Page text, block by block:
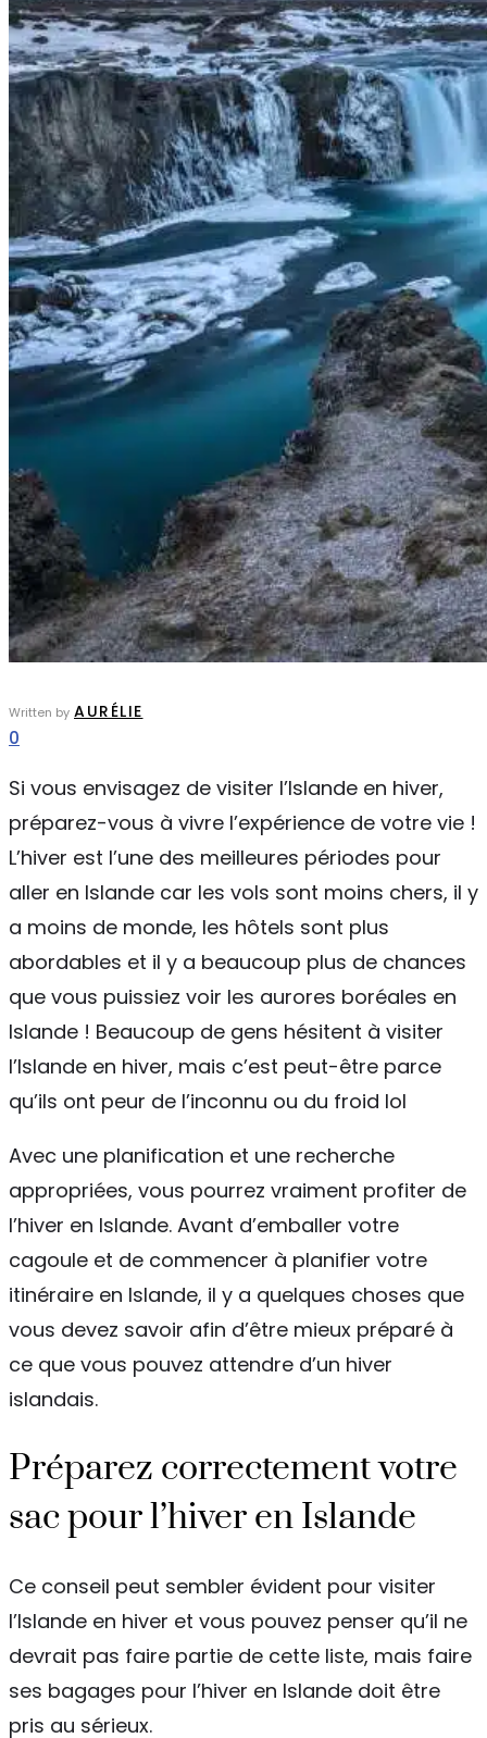
Written by AURÉLIE
0
Si vous envisagez de visiter l’Islande en hiver,
préparez-vous à vivre l’expérience de votre vie !
L’hiver est l’une des meilleures périodes pour
aller en Islande car les vols sont moins chers, il y
a moins de monde, les hôtels sont plus
abordables et il y a beaucoup plus de chances
que vous puissiez voir les aurores boréales en
Islande ! Beaucoup de gens hésitent à visiter
l’Islande en hiver, mais c’est peut-être parce
qu’ils ont peur de l’inconnu ou du froid lol
Avec une planification et une recherche
appropriées, vous pourrez vraiment profiter de
l’hiver en Islande. Avant d’emballer votre
cagoule et de commencer à planifier votre
itinéraire en Islande, il y a quelques choses que
vous devez savoir afin d’être mieux préparé à
ce que vous pouvez attendre d’un hiver
islandais.
Préparez correctement votre
sac pour l’hiver en Islande
Ce conseil peut sembler évident pour visiter
l’Islande en hiver et vous pouvez penser qu’il ne
devrait pas faire partie de cette liste, mais faire
ses bagages pour l’hiver en Islande doit être
pris au sérieux.